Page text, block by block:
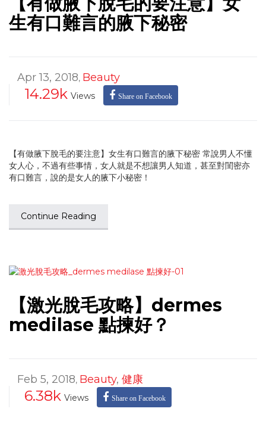
生有口難言的腋下秘密
Apr 13, 2018, Beauty
14.29k Views Share on Facebook
【有做腋下脫毛的要注意】女生有口難言的腋下秘密 常說男人不懂
女人心，不過有些事情，女人就是不想讓男人知道，甚至對閨密亦
有口難言，說的是女人的腋下小秘密！
Continue Reading
【激光脫毛攻略】dermes
medilase 點揀好？
Feb 5, 2018, Beauty, 健康
6.38k Views Share on Facebook